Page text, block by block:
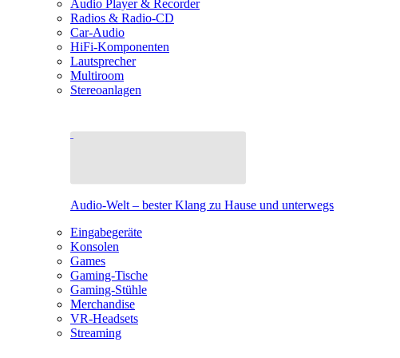
Audio Player & Recorder
Radios & Radio-CD
Car-Audio
HiFi-Komponenten
Lautsprecher
Multiroom
Stereoanlagen
Audio-Welt – bester Klang zu Hause und unterwegs
Eingabegeräte
Konsolen
Games
Gaming-Tische
Gaming-Stühle
Merchandise
VR-Headsets
Streaming